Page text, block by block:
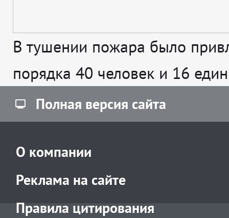
В тушении пожара было
порядка 40 человек и 16
Полная версия сайта
О компании
Реклама на сайте
Правила цитирования